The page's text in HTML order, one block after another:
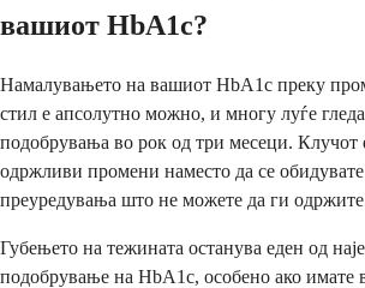
вашиот HbA1c?
Намалувањето на вашиот HbA1c преку
стил е апсолутно можно, и многу луѓе
подобрувања во рок од три месеци. Клучот
одржливи промени наместо да се
преуредувања што не можете да ги
Губењето на тежината останува еден од
подобрување на HbA1c, особено ако имате